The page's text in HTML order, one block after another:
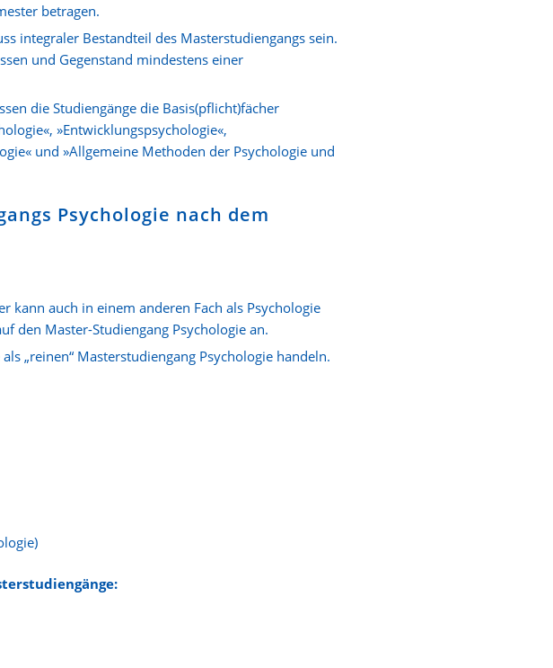
betragen.
integraler Bestandteil des Masterstudiengangs sein.
und Gegenstand mindestens einer
die Studiengänge die Basis(pflicht)fächer
»Entwicklungspsychologie«,
und »Allgemeine Methoden der Psychologie und
Psychologie nach dem
kann auch in einem anderen Fach als Psychologie
den Master-Studiengang Psychologie an.
„reinen“ Masterstudiengang Psychologie handeln.